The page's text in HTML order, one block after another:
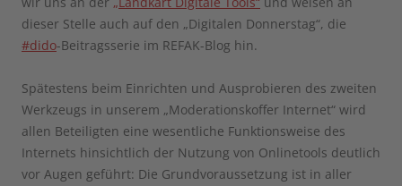
dieser Stelle auch auf den „Digitalen Donnerstag“, die
#dido-Beitragsserie im REFAK-Blog hin.
Spätestens beim Einrichten und Ausprobieren des zweiten
Werkzeugs in unserem „Moderationskoffer Internet“ wird
allen Beteiligten eine wesentliche Funktionsweise des
Internets hinsichtlich der Nutzung von Onlinetools deutlich
vor Augen geführt: Die Grundvoraussetzung ist in aller